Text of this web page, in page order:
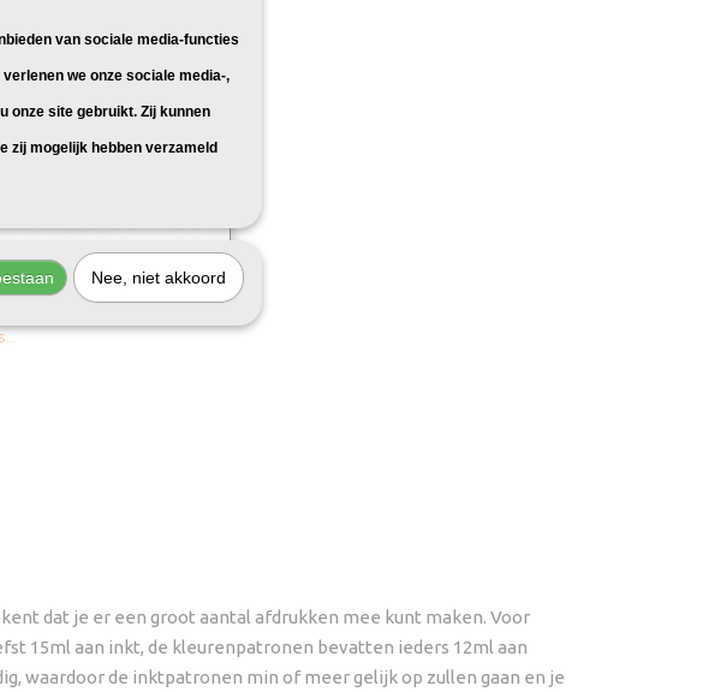
T1291 Zwart
dat je er een groot aantal afdrukken mee kunt maken. Voor
15ml aan inkt, de kleurenpatronen bevatten ieders 12ml aan
waardoor de inktpatronen min of meer gelijk op zullen gaan en je
van sociale media-functies
we onze sociale media-,
onze site gebruikt. Zij kunnen
zij mogelijk hebben verzameld
Nee, niet akkoord